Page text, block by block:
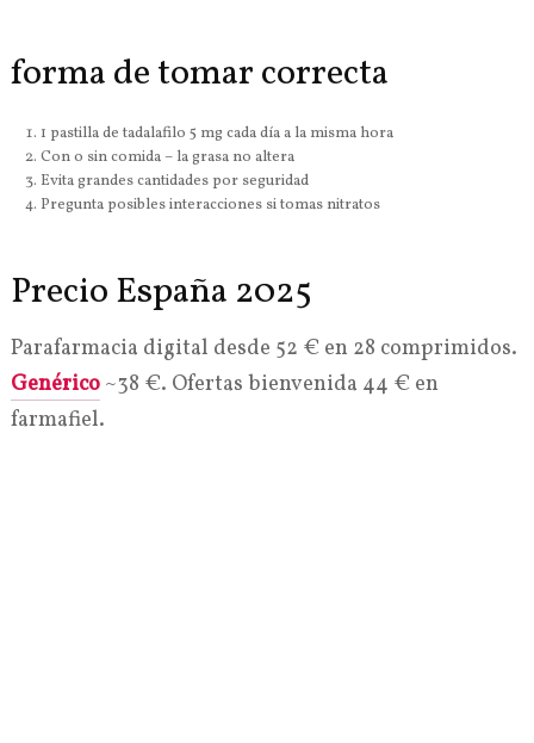
forma de tomar correcta
1 pastilla de tadalafilo 5 mg cada día a la misma hora
Con o sin comida – la grasa no altera
Evita grandes cantidades por seguridad
Pregunta posibles interacciones si tomas nitratos
Precio España 2025
Parafarmacia digital desde 52 € en 28 comprimidos.
Genérico~38 €. Ofertas bienvenida 44 € en
farmafiel.